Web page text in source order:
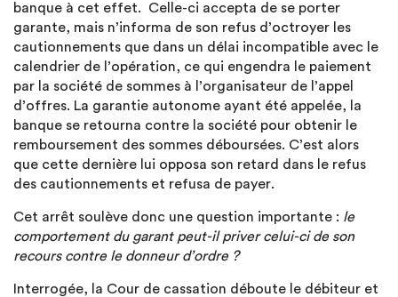
banque à cet effet. Celle-ci accepta de se porter
garante, mais n’informa de son refus d’octroyer les
cautionnements que dans un délai incompatible avec le
calendrier de l’opération, ce qui engendra le paiement
par la société de sommes à l’organisateur de l’appel
d’offres. La garantie autonome ayant été appelée, la
banque se retourna contre la société pour obtenir le
remboursement des sommes déboursées. C’est alors
que cette dernière lui opposa son retard dans le refus
des cautionnements et refusa de payer.
Cet arrêt soulève donc une question importante : le
comportement du garant peut-il priver celui-ci de son
recours contre le donneur d’ordre ?
Interrogée, la Cour de cassation déboute le débiteur et